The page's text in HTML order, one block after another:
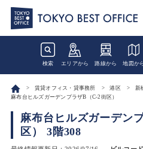
検索 エリアから 路線から 地図か
賃貸オフィス・貸事務所 港区
新
麻布台ヒルズガーデンプラザB（C-2街区）
麻布台ヒルズガーデン
区） 3階308